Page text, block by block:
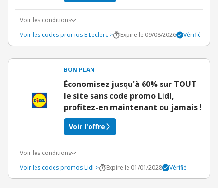
Voir les conditions
Voir les codes promos E.Leclerc >
Expire le 09/08/2026 Vérifié
BON PLAN
Économisez jusqu'à 60% sur TOUT
le site sans code promo Lidl,
profitez-en maintenant ou jamais !
Voir l'offre
Voir les conditions
Voir les codes promos Lidl >
Expire le 01/01/2028 Vérifié